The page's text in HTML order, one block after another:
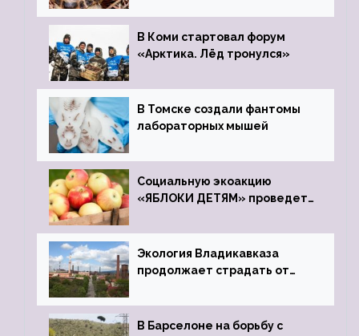
зоопарк
В Коми стартовал форум
«Арктика. Лёд тронулся»
В Томске создали фантомы
лабораторных мышей
Социальную экоакцию
«ЯБЛОКИ ДЕТЯМ» проведет
Экология Владикавказа
продолжает страдать от
В Барселоне на борьбу с